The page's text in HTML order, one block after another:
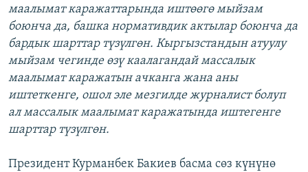
маалымат каражаттарында иштөөгө мыйзам
боюнча да, башка нормативдик актылар боюнча да
бардык шарттар түзүлгөн. Кыргызстандын атуулу
мыйзам чегинде өзү каалагандай массалык
маалымат каражатын ачканга жана аны
иштеткенге, ошол эле мезгилде журналист болуп
ал массалык маалымат каражатында иштегенге
шарттар түзүлгөн.
Президент Курманбек Бакиев басма сөз күнүнө